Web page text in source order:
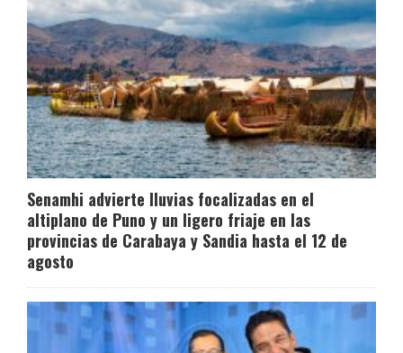
Senamhi advierte lluvias focalizadas en el
altiplano de Puno y un ligero friaje en las
provincias de Carabaya y Sandia hasta el 12 de
agosto